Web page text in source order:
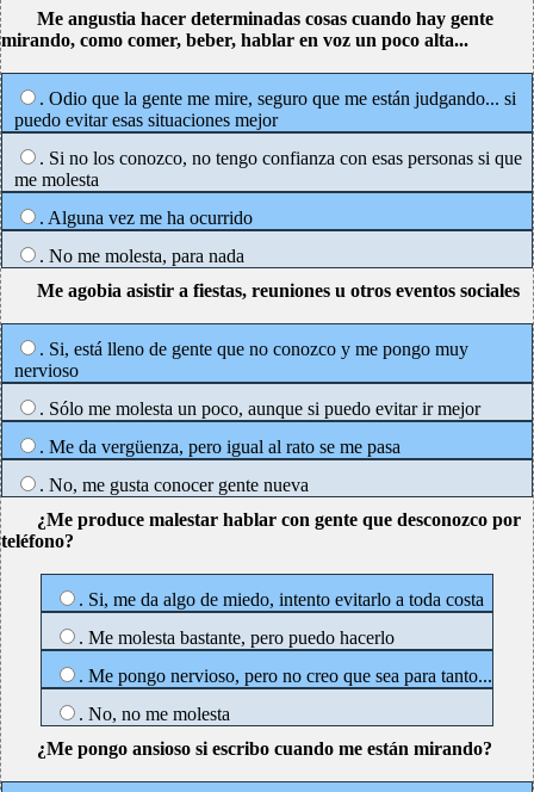
Me angustia hacer determinadas cosas cuando hay gente
mirando, como comer, beber, hablar en voz un poco alta...
. Odio que la gente me mire, seguro que me están judgando... si
puedo evitar esas situaciones mejor
. Si no los conozco, no tengo confianza con esas personas si que
me molesta
. Alguna vez me ha ocurrido
. No me molesta, para nada
Me agobia asistir a fiestas, reuniones u otros eventos sociales
. Si, está lleno de gente que no conozco y me pongo muy
nervioso
. Sólo me molesta un poco, aunque si puedo evitar ir mejor
. Me da vergüenza, pero igual al rato se me pasa
. No, me gusta conocer gente nueva
¿Me produce malestar hablar con gente que desconozco por
teléfono?
. Si, me da algo de miedo, intento evitarlo a toda costa
. Me molesta bastante, pero puedo hacerlo
. Me pongo nervioso, pero no creo que sea para tanto...
. No, no me molesta
¿Me pongo ansioso si escribo cuando me están mirando?